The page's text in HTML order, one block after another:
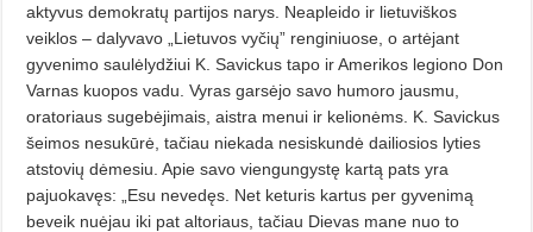
aktyvus demokratų partijos narys. Neapleido ir lietuviškos
veiklos – dalyvavo „Lietuvos vyčių” renginiuose, o artėjant
gyvenimo saulėlydžiui K. Savickus tapo ir Amerikos legiono Don
Varnas kuopos vadu. Vyras garsėjo savo humoro jausmu,
oratoriaus sugebėjimais, aistra menui ir kelionėms. K. Savickus
šeimos nesukūrė, tačiau niekada nesiskundė dailiosios lyties
atstovių dėmesiu. Apie savo viengungystę kartą pats yra
pajuokavęs: „Esu nevedęs. Net keturis kartus per gyvenimą
beveik nuėjau iki pat altoriaus, tačiau Dievas mane nuo to